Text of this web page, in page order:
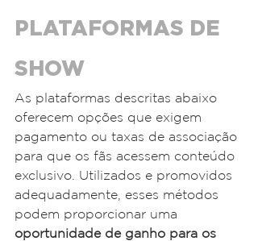
PLATAFORMAS DE
SHOW
As plataformas descritas abaixo
oferecem opções que exigem
pagamento ou taxas de associação
para que os fãs acessem conteúdo
exclusivo. Utilizados e promovidos
adequadamente, esses métodos
podem proporcionar uma
oportunidade de ganho para os